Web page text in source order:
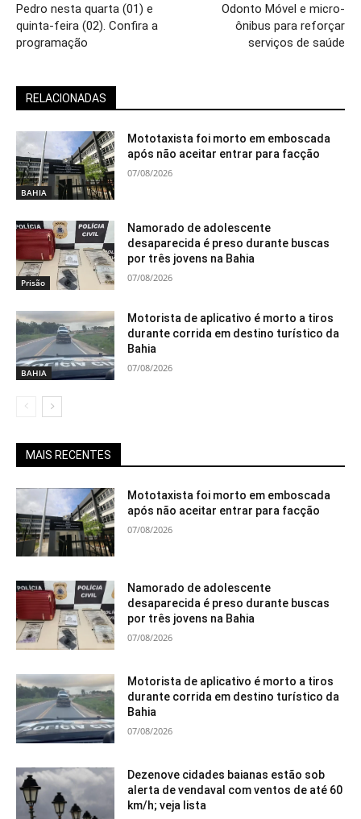
Pedro nesta quarta (01) e
quinta-feira (02). Confira a
programação
Odonto Móvel e micro-
ônibus para reforçar
serviços de saúde
RELACIONADAS
BAHIA
Mototaxista foi morto em emboscada
após não aceitar entrar para facção
07/08/2026
Prisão
Namorado de adolescente
desaparecida é preso durante buscas
por três jovens na Bahia
07/08/2026
BAHIA
Motorista de aplicativo é morto a tiros
durante corrida em destino turístico da
Bahia
07/08/2026
MAIS RECENTES
Mototaxista foi morto em emboscada
após não aceitar entrar para facção
07/08/2026
Namorado de adolescente
desaparecida é preso durante buscas
por três jovens na Bahia
07/08/2026
Motorista de aplicativo é morto a tiros
durante corrida em destino turístico da
Bahia
07/08/2026
Dezenove cidades baianas estão sob
alerta de vendaval com ventos de até 60
km/h; veja lista